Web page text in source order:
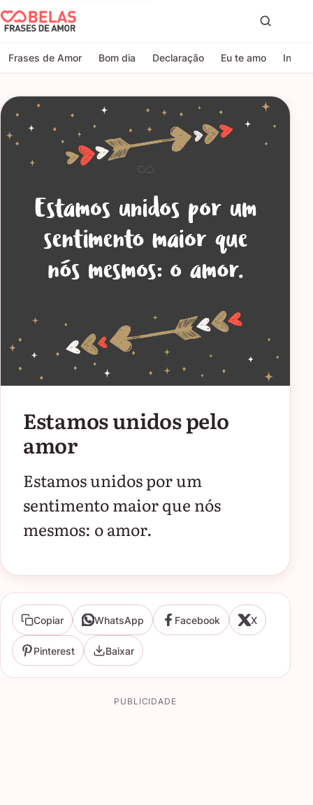
Belas Frases de Amor
Frases de Amor Bom dia Declaração Eu te amo
Estamos unidos pelo
amor
Estamos unidos por um
sentimento maior que nós
mesmos: o amor.
Copiar WhatsApp Facebook X
Pinterest Baixar
PUBLICIDADE